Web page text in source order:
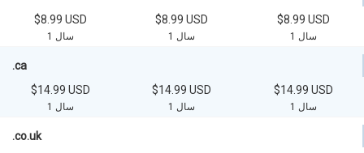
$8.99 USD
1 سال
$8.99 USD
1 سال
$8.99 USD
1 سال
.ca
$14.99 USD
1 سال
$14.99 USD
1 سال
$14.99 USD
1 سال
.co.uk